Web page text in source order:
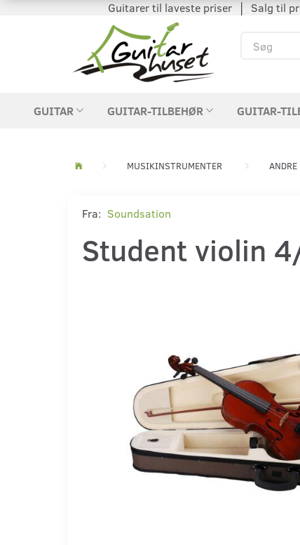
Guitarer til laveste priser │ Salg til
GUITAR GUITAR-TILBEHØR GUITAR-
MUSIKINSTRUMENTER
Fra: Soundsation
Student violin